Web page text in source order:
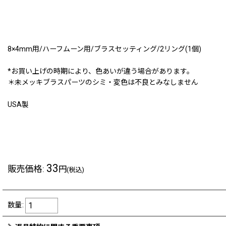
8×4mm用/ハーフムーン用/ブラスセッティング/2リング(1個)
*お買い上げの時期により、色あいが違う場合があります。
＊未メッキブラスパーツのシミ・変色は不良とみなしません
USA製
販売価格: 33円(税込)
数量: